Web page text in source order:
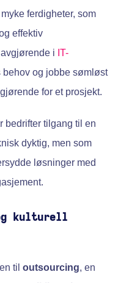
ferdigheter, som
effektiv
i IT-
behov og jobbe sømløst
for et prosjekt.
bedrifter tilgang til en
dyktig, men som
løsninger med
og kulturell
til outsourcing, en